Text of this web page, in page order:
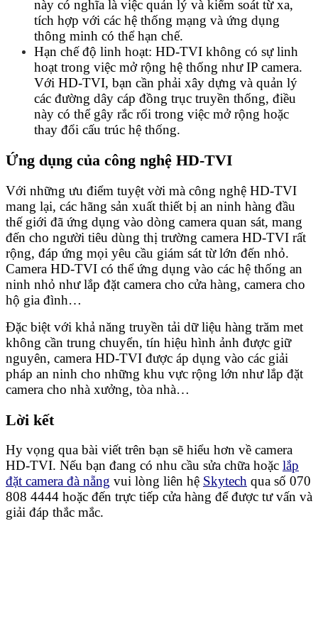
này có nghĩa là việc quản lý và kiểm soát từ xa,
tích hợp với các hệ thống mạng và ứng dụng
thông minh có thể hạn chế.
Hạn chế độ linh hoạt: HD-TVI không có sự linh
hoạt trong việc mở rộng hệ thống như IP camera.
Với HD-TVI, bạn cần phải xây dựng và quản lý
các đường dây cáp đồng trục truyền thống, điều
này có thể gây rắc rối trong việc mở rộng hoặc
thay đổi cấu trúc hệ thống.
Ứng dụng của công nghệ HD-TVI
Với những ưu điểm tuyệt vời mà công nghệ HD-TVI
mang lại, các hãng sản xuất thiết bị an ninh hàng đầu
thế giới đã ứng dụng vào dòng camera quan sát, mang
đến cho người tiêu dùng thị trường camera HD-TVI rất
rộng, đáp ứng mọi yêu cầu giám sát từ lớn đến nhỏ.
Camera HD-TVI có thể ứng dụng vào các hệ thống an
ninh nhỏ như lắp đặt camera cho cửa hàng, camera cho
hộ gia đình…
Đặc biệt với khả năng truyền tải dữ liệu hàng trăm met
không cần trung chuyển, tín hiệu hình ảnh được giữ
nguyên, camera HD-TVI được áp dụng vào các giải
pháp an ninh cho những khu vực rộng lớn như lắp đặt
camera cho nhà xưởng, tòa nhà…
Lời kết
Hy vọng qua bài viết trên bạn sẽ hiểu hơn về camera
HD-TVI. Nếu bạn đang có nhu cầu sửa chữa hoặc lắp
đặt camera đà nẵng vui lòng liên hệ Skytech qua số 070
808 4444 hoặc đến trực tiếp cửa hàng để được tư vấn và
giải đáp thắc mắc.